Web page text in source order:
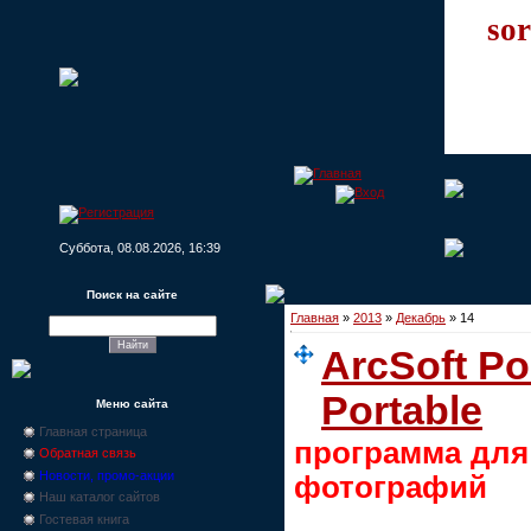
Суббота, 08.08.2026, 16:39
Поиск на сайте
Меню сайта
Главная страница
Обратная связь
Новости, промо-акции
Наш каталог сайтов
Гостевая книга
Главная » 2013 » Декабрь » 14
ArcSoft
Portable
программа
фотографий